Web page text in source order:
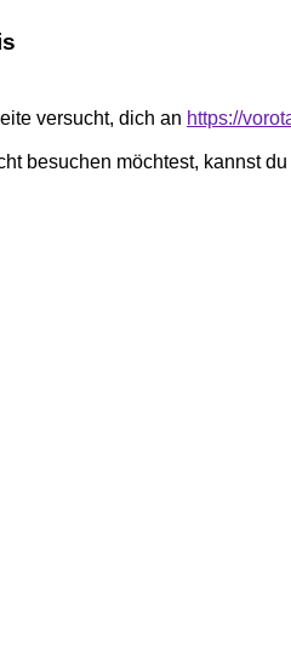
versucht, dich an https://
besuchen möchtest, kannst du